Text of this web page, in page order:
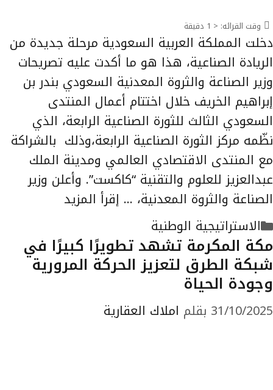
وقت القرائه: < 1 دقيقة
دخلت المملكة العربية السعودية مرحلة جديدة من
الريادة الصناعية، هذا هو ما أكدت عليه تصريحات
وزير الصناعة والثروة المعدنية السعودي بندر بن
إبراهيم الخريف خلال اختتام أعمال المنتدى
السعودي الثالث للثورة الصناعية الرابعة، الذي
نظّمه مركز الثورة الصناعية الرابعة،وذلك بالشراكة
مع المنتدى الاقتصادي العالمي ومدينة الملك
عبدالعزيز للعلوم والتقنية “كاكست”. وأعلن وزير
الصناعة والثروة المعدنية، … إقرأ المزيد
التصنيفات
الاستراتيجية الوطنية
مكة المكرمة تشهد تطويرًا كبيرًا في
شبكة الطرق لتعزيز الحركة المرورية
وجودة الحياة
31/10/2025 بقلم املاك العقارية